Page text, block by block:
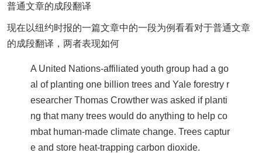
普通文章的成段翻译
现在以纽约时报的一篇文章中的一段为例看看对于普通文章
的成段翻译，两者表现如何
A United Nations-affiliated youth group had a go
al of planting one billion trees and Yale forestry r
esearcher Thomas Crowther was asked if planti
ng that many trees would do anything to help co
mbat human-made climate change. Trees captur
e and store heat-trapping carbon dioxide.